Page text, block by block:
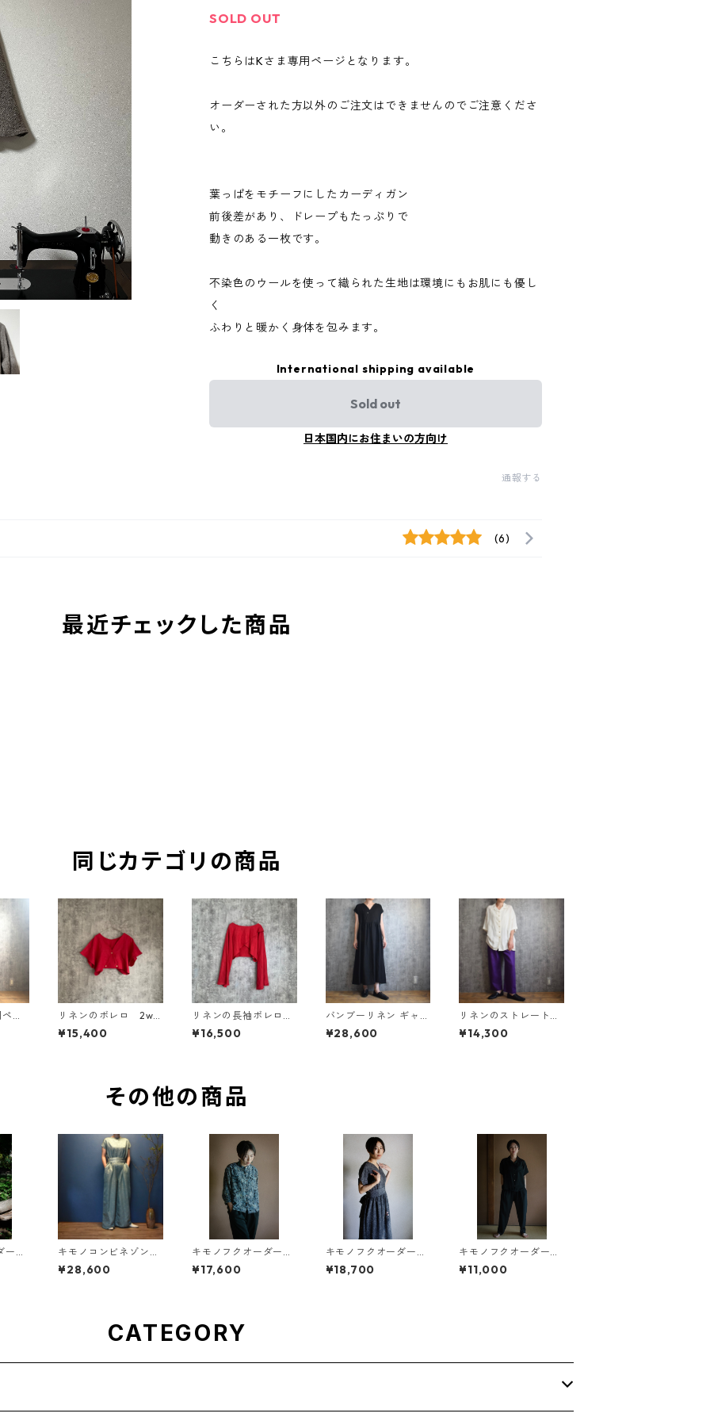
SOLD OUT
こちらはKさま専用ページとなります。
オーダーされた方以外のご注文はできませんのでご注意くださ
い。
葉っぱをモチーフにしたカーディガン
前後差があり、ドレープもたっぷりで
動きのある一枚です。
不染色のウールを使って織られた生地は環境にもお肌にも優し
く
ふわりと暖かく身体を包みます。
International shipping available
Sold out
日本国内にお住まいの方向け
通報する
(6)
最近チェックした商品
同じカテゴリの商品
ー
リネンのボレロ 2wa
y linen bolero
¥15,400
リネンの長袖ボレロ
2way linen long slee
ve bolero
¥16,500
バンブーリネン ギャザ
ーワンピース 黒 Bamb
oo linen 10 years dr
¥28,600
リネンのストレートパ
ンツ 紫 Linen straig
ht pants
¥14,300
その他の商品
ー
キモノコンビネゾン
Kimono overalls
¥28,600
キモノフクオーダー
スタンドカラーシャツ
Kimono stand collar
¥17,600
キモノフクオーダー
ギャザードレス kimo
no dress
¥18,700
キモノフクオーダー
テーパードパンツ Kim
ono tapered pants
¥11,000
CATEGORY